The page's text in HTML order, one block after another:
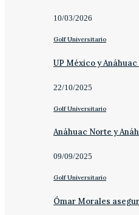
10/03/2026
Golf Universitario
UP México y
22/10/2025
Golf Universitario
Anáhuac Norte y
09/09/2025
Golf Universitario
Ómar Morales